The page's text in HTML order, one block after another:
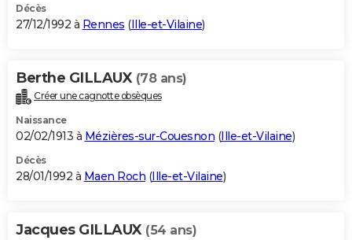
Décès
27/12/1992 à Rennes (Ille-et-Vilaine)
Berthe GILLAUX (78 ans)
Créer une cagnotte obsèques
Naissance
02/02/1913 à Mézières-sur-Couesnon (Ille-et-Vilaine)
Décès
28/01/1992 à Maen Roch (Ille-et-Vilaine)
Jacques GILLAUX (54 ans)